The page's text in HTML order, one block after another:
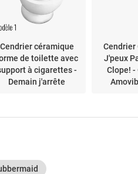
Cendrier céramique
de toilette avec
à cigarettes -
Demain j'arrête
Cendrier
J'peux
Clope! -